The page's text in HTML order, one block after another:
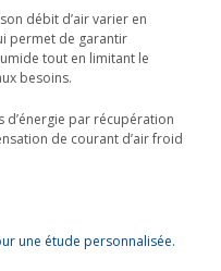
débit d’air varier en
permet de garantir
tout en limitant le
besoins.
d’énergie par récupération
de courant d’air froid
une étude personnalisée.